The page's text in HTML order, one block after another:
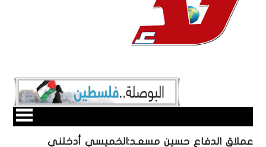
عملاق الدفاع حسين مسعـد:الخميسي أدخلني